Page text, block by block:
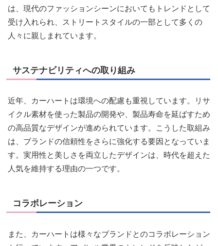
は、現代のファッションシーンにおいてもトレンドとして
受け入れられ、ストリートスタイルの一部として多くの
人々に親しまれています。
サステナビリティへの取り組み
近年、カーハートは環境への配慮も重視しています。リサ
イクル素材を使った製品の開発や、製品寿命を延ばすため
の高品質なデザインが進められています。こうした取組み
は、ブランドの信頼性をさらに強化する要因となっていま
す。実用性と美しさを両立したデザインは、時代を超えた
人気を維持する理由の一つです。
コラボレーション
また、カーハートは様々なブランドとのコラボレーション